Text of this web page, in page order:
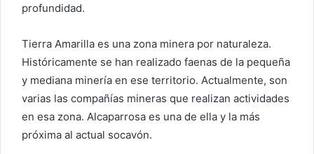
profundidad.
Tierra Amarilla es una zona minera por naturaleza.
Históricamente se han realizado faenas de la pequeña
y mediana minería en ese territorio. Actualmente, son
varias las compañías mineras que realizan actividades
en esa zona. Alcaparrosa es una de ella y la más
próxima al actual socavón.